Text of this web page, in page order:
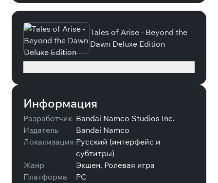
Tales of Arise - Beyond the
Dawn Deluxe Edition
Информация
Разработчик Bandai Namco Studios Inc.
Издатель
Bandai Namco
Локализация Русский (интерфейс и
субтитры)
Жанр
Экшен, Ролевая игра
Платформа
PC